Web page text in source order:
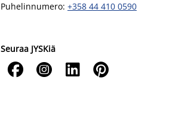
Puhelinnumero: +358 44 410 0590
Seuraa JYSKiä
   